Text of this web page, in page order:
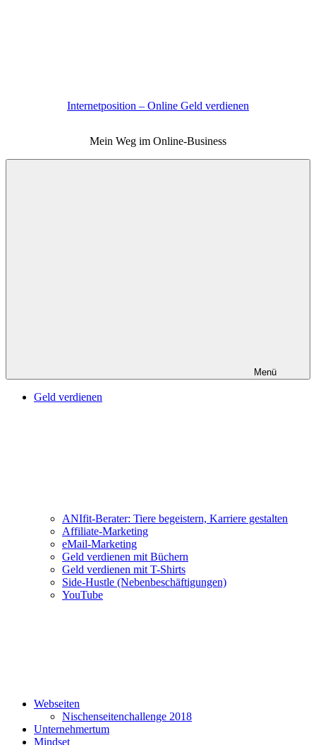
Internetposition – Online Geld verdienen
Mein Weg im Online-Business
Menü
Geld verdienen
ANIfit-Berater: Tiere begeistern, Karriere gestalten
Affiliate-Marketing
eMail-Marketing
Geld verdienen mit Büchern
Geld verdienen mit T-Shirts
Side-Hustle (Nebenbeschäftigungen)
YouTube
Webseiten
Nischenseitenchallenge 2018
Unternehmertum
Mindset